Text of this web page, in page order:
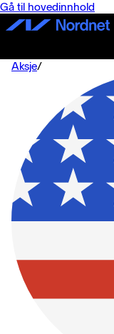
Gå til hovedinnhold
Aksje/